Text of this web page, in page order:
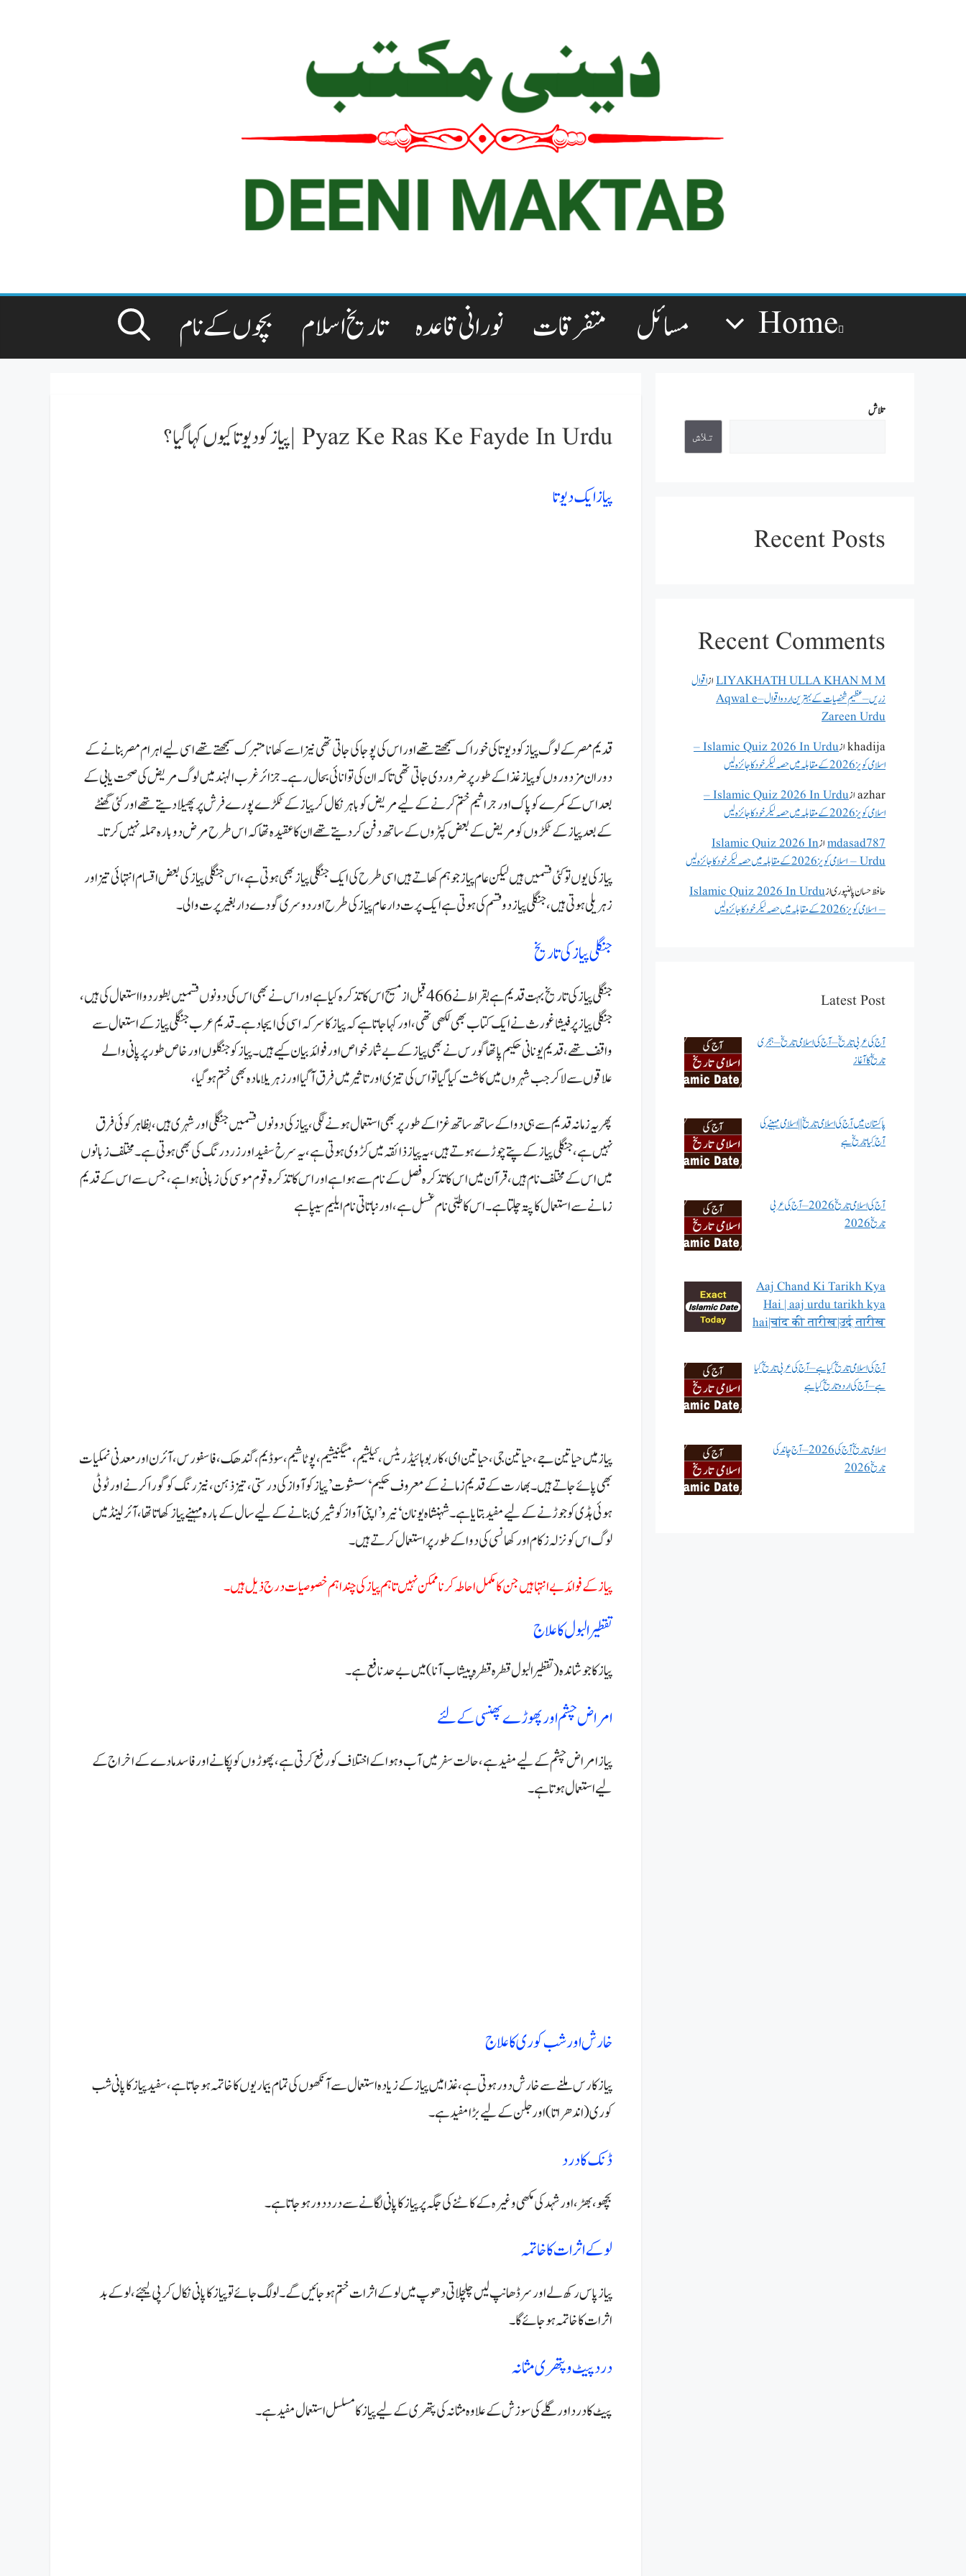
Home مسائل متفرقات نورانی قاعدہ تاریخ اسلام بچوں کے نام
Pyaz Ke Ras Ke Fayde In Urdu |پیاز کو دیوتا کیوں کہاگیا؟
پیاز ایک دیوتا
قدیم مصر کے لوگ پیاز کو دیوتا کی خوراک سمجھتے تھے اور اس کی پوجا کی جاتی تھی نیز اسے کھانا متبرک سمجھتے تھے اسی لیے اہرام مصر بنانے کے
دوران مزدوروں کو پیاز غذا کے طور پر ضرور دی جاتی تھی تاکہ ان کی توانائی بحال رہے۔جزائر غرب الہند میں لوگ مریض کی صحت یابی کے
بعد اس کے کمرے کو پاک اور جراثیم ختم کرنے کے لیے مریض کو باہر نکال کر پیاز کے ٹکڑے پورے فرش پر پھیلا دیتے تھے اور کئی گھنٹے
کے بعد پیاز کے ٹکڑوں کو مریض کے بعض کپڑوں کے ساتھ دفن کر دیتے تھے ان کا عقیدہ تھا کہ اس طرح مرض دوبارہ حملہ نہیں کرتا۔
پیاز کی یوں تو کئی قسمیں ہیں لیکن عام پیاز جو ہم کھاتے ہیں اسی طرح کی ایک جنگلی پیاز بھی ہوتی ہے، اس جنگلی پیازکی بعض اقسام انتہائی تیز اور
زہریلی ہوتی ہیں، جنگلی پیاز دو قسم کی ہوتی ہے ایک پرت دار عام پیاز کی طرح اور دوسری گودے دار بغیرپرت والی۔
جنگلی پیاز کی تاریخ
جنگلی پیاز کی تاریخ بہت قدیم ہے بقراط نے 466 قبل از مسیح اس کا تذکرہ کیا ہے اور اس نے بھی اس کی دونوں قسمیں بطور دوا استعمال کی ہیں،
جنگلی پیاز پر فیشا غورث نے ایک کتاب بھی لکھی تھی، اور کہا جاتا ہے کہ پیاز کا سرکہ اسی کی ایجاد ہے۔ قدیم عرب جنگلی پیاز کے استعمال سے
واقف تھے، قدیم یونانی حکیم پاتھا گورس نے بھی پیاز کے بےشمار خواص اور فوائد بیان کیے ہیں۔پیاز کو جنگلوں اور خاص طور پر پانی والے
علاقوں سے لاکر جب شہروں میں کاشت کیا گیا تو اس کی تیزی اور تاثیر میں فرق آ گیا اور زہریلا مادہ بھی ختم ہوگیا،
پھر یہ زمانہ قدیم سے ہی دوا کے ساتھ ساتھ غزا کے طور پر بھی استعمال ہونے لگی، پیاز کی دونوں قسمیں جنگلی اور شہری ہیں، بظاہر کوئی فرق
نہیں ہے، جنگلی پیاز کے پتے چوڑے ہوتے ہیں، یہ پیاز ذائقہ میں کڑوی ہوتی ہے،یہ سرخ سفید اور زرد رنگ کی بھی ہوتی ہے۔مختلف زبانوں
میں اس کے مختلف نام ہیں، قرآن میں اس کا تذکرہ فصل کے نام سے ہوا ہے اور اس کا تذکرہ قوم موسی کی زبانی ہوا ہے، جس سے اس کے قدیم
زمانے سے استعمال کا پتہ چلتا ہے۔ اس کا طبی نام غسل ہے، اور نباتاتی نام ایلیم سیپا ہے
پیاز میں حیاتین جے،حیاتین جی،حیاتین ای،کاربوہائیڈریٹس،کیلشیم،میگنیشیم،پوٹاشیم،سوڈیم،گندھک،فاسفورس،آئرن اور معدنی نمکیات
بھی پائے جاتے ہیں۔بھارت کے قدیم زمانے کے معروف حکیم ‘سشوت’ پیاز کو آواز کی درستی، تیز ذہن، نیز رنگ کو گورا کرنے اور ٹوٹی
ہوئی ہڈی کو جوڑنے کے لیے مفید بتایا ہے۔شہنشاہ یونان ‘نیرو’ اپنی آواز کوشیری بنانے کے لیے سال کے بارہ مہینے پیاز کھاتا تھا، آئرلینڈ میں
لوگ اس کو نزلہ زکام اور کھانسی کی دوا کے طور پر استعمال کرتے ہیں۔
پیاز کے فوائد بے انتہا ہیں جن کا مکمل احاطہ کرنا ممکن نہیں تاہم پیاز کی چند اہم خصوصیات درج ذیل ہیں۔
تقطیر البول کا علاج
پیاز کا جوشاندہ (تقطیرالبول قطرہ قطرہ پیشاب آنا) میں بے حد نافع ہے۔
امراض چشم اور پھوڑے پھنسی کے لئے
پیاز امراض چشم کے لیے مفید ہے، حالت سفر میں آب و ہوا کے اختلاف کو رفع کرتی ہے، پھوڑوں کو پکانے اور فاسد مادے کے اخراج کے
لیے استعمال ہوتا ہے۔
خارش اور شب کوری کا علاج
پیاز کا رس ملنے سے خارش دور ہوتی ہے، غذا میں پیاز کے زیادہ استعمال سے آنکھوں کی تمام بیماریوں کا خاتمہ ہو جاتا ہے،سفید پیاز کا پانی شب
کوری (اندھراتا) اور جلن کے لیے بڑا مفید ہے۔
ڈنک کا درد
بچھو، بھڑ، اور شہد کی مکھی وغیرہ کے کاٹنے کی جگہ پر پیاز کا پانی لگانے سے درد دور ہو جاتا ہے۔
لو کے اثرات کا خاتمہ
پیاز پاس رکھ لے اور سر ڈھانپ لیں چلچلاتی دھوپ میں لو کے اثرات ختم ہو جائیں گے۔لو لگ جائے تو پیاز کا پانی نکال کر پی لیجئے،لوکے بد
اثرات کا خاتمہ ہو جائے گا۔
درد پیٹ و پتھری مثانہ
پیٹ کا درد اور گلے کی سوزش کے علاوہ مثانہ کی پتھری کے لیے پیاز کا مسلسل استعمال مفید ہے۔
تلاش
تلاش
Recent Posts
Recent Comments
LIYAKHATH ULLA KHAN M Mازاقوال
زریں – عظیم شخصیات کے بہترین اردو اقوال – Aqwal e
Zareen Urdu
khadijaاز
Islamic Quiz 2026 In Urdu –
اسلامی کویز 2026 کے مقابلہ میں حصہ لیکر خود کا جائزہ لیں
azharاز
Islamic Quiz 2026 In Urdu –
اسلامی کویز 2026 کے مقابلہ میں حصہ لیکر خود کا جائزہ لیں
mdasad787ازIslamic Quiz 2026 In
Urdu – اسلامی کویز 2026 کے مقابلہ میں حصہ لیکر خود کا جائزہ لیں
حافظ حسان پالنپوریازIslamic Quiz 2026 In Urdu
– اسلامی کویز 2026 کے مقابلہ میں حصہ لیکر خود کا جائزہ لیں
Latest Post
آج کی عربی تاریخ – آج کی اسلامی تاریخ – ہجری
تاریخ کا آغاز
پاکستان میں آج کی اسلامی تاریخ || اسلامی مہینے کی
آج کیا تاریخ ہے
آج کی اسلامی تاریخ 2026 – آج کی عربی
تاریخ 2026
Aaj Chand Ki Tarikh Kya
Hai | aaj urdu tarikh kya
hai|चांद की तारीख|उर्दू तारीख
آج کی اسلامی تاریخ کیا ہے – آج کی عربی تاریخ کیا
ہے – آج کی اردو تاریخ کیا ہے
اسلامی تاریخ آج کی 2026 – آج چاند کی
تاریخ 2026